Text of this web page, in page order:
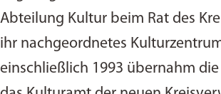
Abteilung Kultur beim Rat des
ihr nachgeordnetes
einschließlich 1993 übernahm